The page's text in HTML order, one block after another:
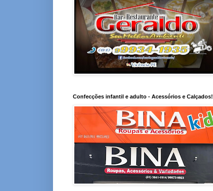
Confecções infantil e adulto - Acessórios e Calçados!